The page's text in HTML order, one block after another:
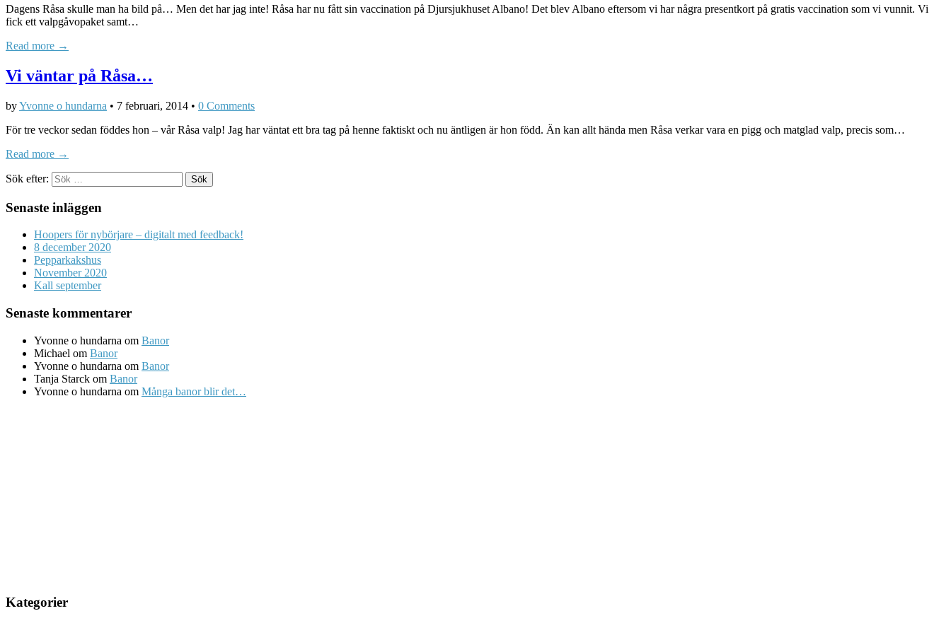
Dagens Råsa skulle man ha bild på… Men det har jag inte! Råsa har nu fått sin vaccination på Djursjukhuset Albano! Det blev Albano eftersom vi har några presentkort på gratis vaccination som vi vunnit. Vi
fick ett valpgåvopaket samt…
Read more →
Vi väntar på Råsa…
byYvonne o hundarna • 7 februari, 2014 • 0 Comments
För tre veckor sedan föddes hon – vår Råsa valp! Jag har väntat ett bra tag på henne faktiskt och nu äntligen är hon född. Än kan allt hända men Råsa verkar vara en pigg och matglad valp, precis som…
Read more →
Sök efter:
Senaste inläggen
Hoopers för nybörjare – digitalt med feedback!
8 december 2020
Pepparkakshus
November 2020
Kall september
Senaste kommentarer
Yvonne o hundarna om Banor
Michael om Banor
Yvonne o hundarna om Banor
Tanja Starck om Banor
Yvonne o hundarna om Många banor blir det…
Kategorier